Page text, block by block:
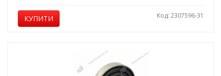
КУПИТИ Код: 2307596-31